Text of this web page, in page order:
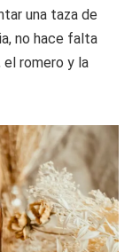
una taza de
no hace falta
el romero y la